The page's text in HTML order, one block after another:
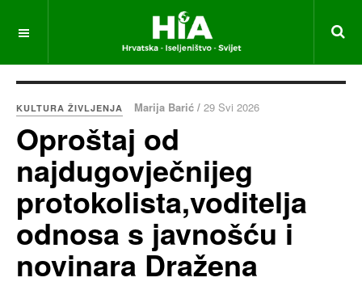
KULTURA ŽIVLJENJA Marija Barić / 29 Svi 2026
Oproštaj od
najdugovječnijeg
protokolista,voditelja
odnosa s javnošću i
novinara Dražena